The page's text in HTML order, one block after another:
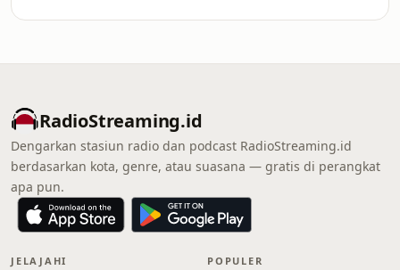
RadioStreaming.id
Dengarkan stasiun radio dan podcast RadioStreaming.id
berdasarkan kota, genre, atau suasana — gratis di perangkat
apa pun.
JELAJAHI POPULER